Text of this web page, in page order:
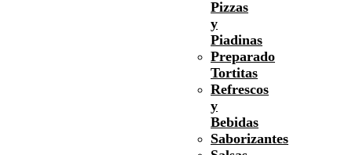
Pizzas
y
Piadinas
Preparado
Tortitas
Refrescos
y
Bebidas
Saborizantes